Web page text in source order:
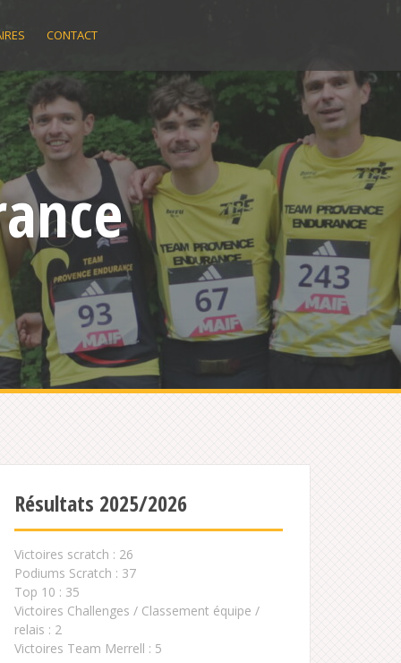
CONTACT
Résultats 2025/2026
Victoires scratch : 26
Podiums Scratch : 37
Top 10 : 35
Victoires Challenges / Classement équipe /
relais : 2
Victoires Team Merrell : 5